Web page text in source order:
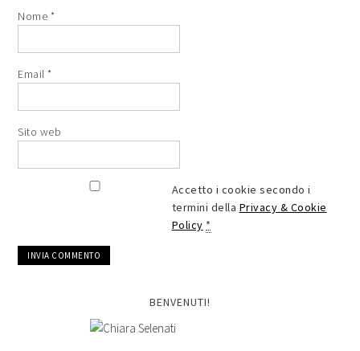
Nome *
Email*
Sito web
Accetto i cookie secondo i
termini della Privacy & Cookie
Policy *
BENVENUTI!